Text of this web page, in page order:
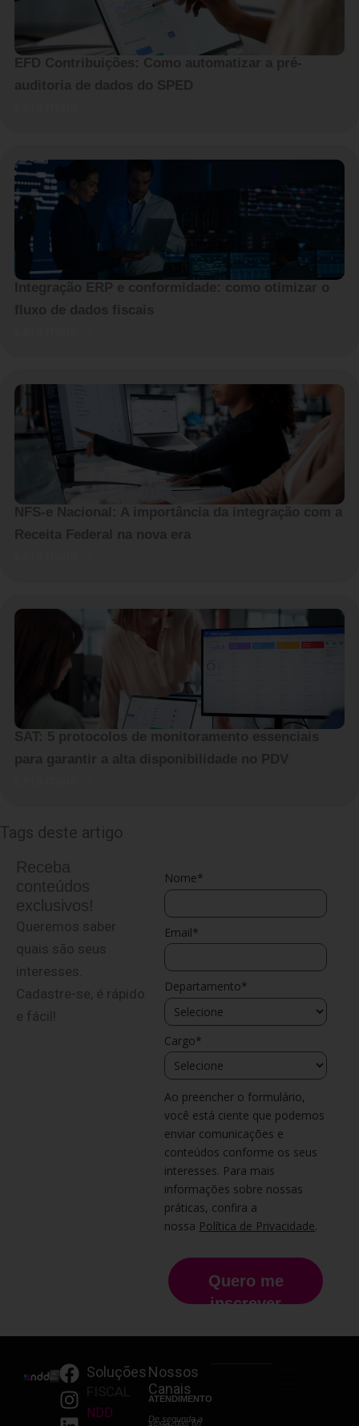
Tags deste artigo
Receba
conteúdos
exclusivos!
Queremos saber
quais são seus
interesses.
Cadastre-se, é rápido
e fácil!
Nome*
Email*
Departamento*
Cargo*
Ao preencher o formulário,
você está ciente que podemos
enviar comunicações e
conteúdos conforme os seus
interesses. Para mais
informações sobre nossas
práticas, confira a
nossa Política de Privacidade.
Quero me
inscrever
F
a
c
I
n
s
L
i
n
Y
o
u
Soluções
NDD
Nossos
Canais
ATENDIMENTO
De segunda a
sexta, das 6h